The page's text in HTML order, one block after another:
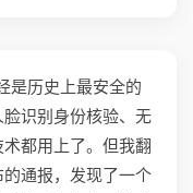
是历史上最安全的
识别身份核验、无
都用上了。但我翻
通报，发现了一个